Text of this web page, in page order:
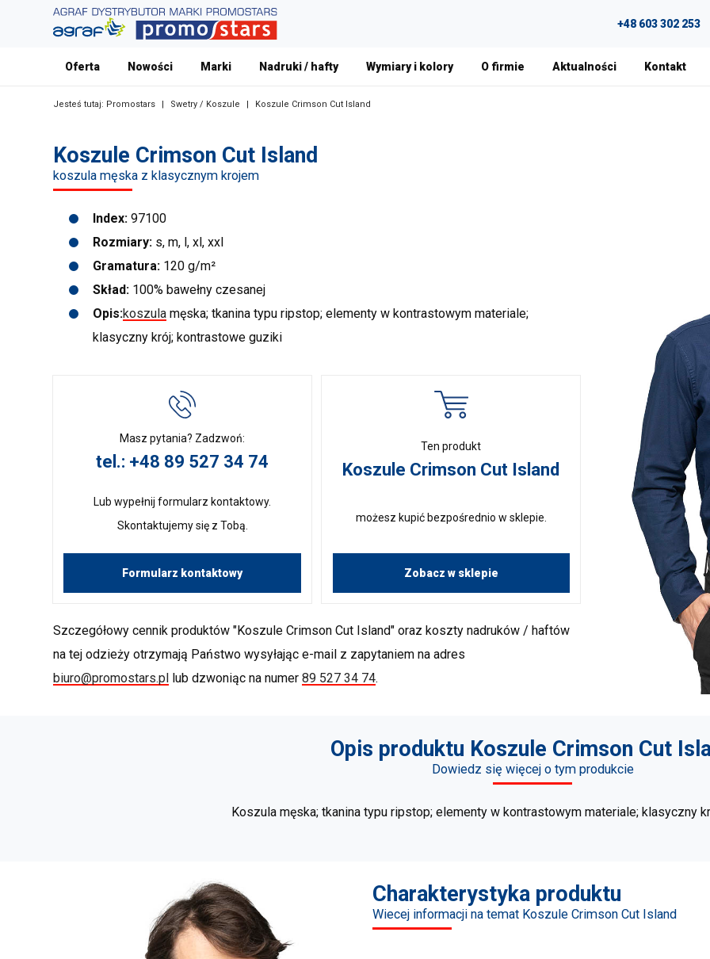
+48 603 302 253
Oferta Nowości Marki Nadruki / hafty Wymiary i kolory O firmie Aktualności Kontakt
Jesteś tutaj: Promostars Swetry / Koszule Koszule Crimson Cut Island
Koszule Crimson Cut Island
koszula męska z klasycznym krojem
Index: 97100
Rozmiary: s, m, l, xl, xxl
Gramatura: 120 g/m²
Skład: 100% bawełny czesanej
Opis:koszula męska; tkanina typu ripstop; elementy w kontrastowym materiale;
klasyczny krój; kontrastowe guziki
Masz pytania? Zadzwoń:
tel.: +48 89 527 34 74
Lub wypełnij formularz kontaktowy.
Skontaktujemy się z Tobą.
Formularz kontaktowy
Ten produkt
Koszule Crimson Cut Island
możesz kupić bezpośrednio w sklepie.
Zobacz w sklepie
Szczegółowy cennik produktów "Koszule Crimson Cut Island" oraz koszty nadruków / haftów
na tej odzieży otrzymają Państwo wysyłając e-mail z zapytaniem na adres
biuro@promostars.pl lub dzwoniąc na numer89 527 34 74.
Opis produktu Koszule Crimson Cut
Dowiedz się więcej o tym produkcie
Koszula męska; tkanina typu ripstop; elementy w kontrastowym materiale; klasyczny
Charakterystyka produktu
Wiecej informacji na temat Koszule Crimson Cut Island